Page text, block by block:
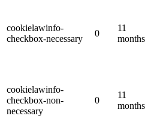
cookielawinfo-
checkbox-necessary
0
11
months
cookielawinfo-
checkbox-non-
necessary
0
11
months